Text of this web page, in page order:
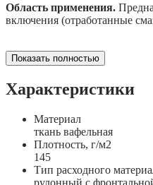
Область применения.
включения (отработанные
Показать полностью
Характеристики
Материал
ткань вафельная
Плотность, г/м2
145
Тип расходного
рулонный с